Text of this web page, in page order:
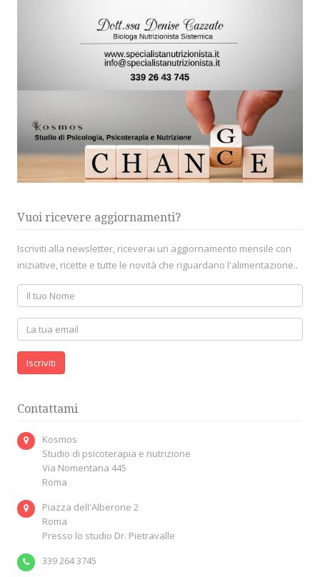
Vuoi ricevere aggiornamenti?
Iscriviti alla newsletter, riceverai un aggiornamento mensile con
iniziative, ricette e tutte le novità che riguardano l'alimentazione..
Iscriviti
Contattami
Kosmos
Studio di psicoterapia e nutrizione
Via Nomentana 445
Roma
Piazza dell'Alberone 2
Roma
Presso lo studio Dr. Pietravalle
339 264 3745